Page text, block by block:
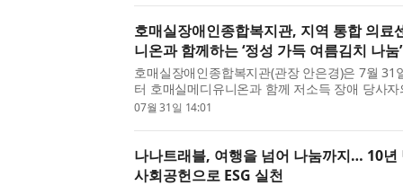
호매실장애인종합복지관, 지역 통합 의료
니온과 함께하는 ‘정성 가득 여름김치 나눔
호매실장애인종합복지관(관장 안은경)은 7월 31
터 호매실메디유니온과 함께 저소득 장애 당사
를 지원하기 위한 ‘정성 가득 여름김치 나눔’ 전
07월 31일 14:01
나나트래블, 여행을 넘어 나눔까지… 10년
사회공헌으로 ESG 실천